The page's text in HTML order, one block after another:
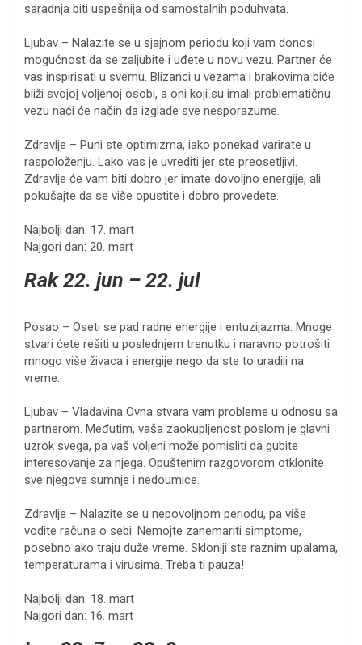
saradnja biti uspešnija od samostalnih poduhvata.
Ljubav – Nalazite se u sjajnom periodu koji vam donosi
mogućnost da se zaljubite i uđete u novu vezu. Partner će
vas inspirisati u svemu. Blizanci u vezama i brakovima biće
bliži svojoj voljenoj osobi, a oni koji su imali problematičnu
vezu naći će način da izglade sve nesporazume.
Zdravlje – Puni ste optimizma, iako ponekad varirate u
raspoloženju. Lako vas je uvrediti jer ste preosetljivi.
Zdravlje će vam biti dobro jer imate dovoljno energije, ali
pokušajte da se više opustite i dobro provedete.
Najbolji dan: 17. mart
Najgori dan: 20. mart
Rak 22. jun – 22. jul
Posao – Oseti se pad radne energije i entuzijazma. Mnoge
stvari ćete rešiti u poslednjem trenutku i naravno potrošiti
mnogo više živaca i energije nego da ste to uradili na
vreme.
Ljubav – Vladavina Ovna stvara vam probleme u odnosu sa
partnerom. Međutim, vaša zaokupljenost poslom je glavni
uzrok svega, pa vaš voljeni može pomisliti da gubite
interesovanje za njega. Opuštenim razgovorom otklonite
sve njegove sumnje i nedoumice.
Zdravlje – Nalazite se u nepovoljnom periodu, pa više
vodite računa o sebi. Nemojte zanemariti simptome,
posebno ako traju duže vreme. Skloniji ste raznim upalama,
temperaturama i virusima. Treba ti pauza!
Najbolji dan: 18. mart
Najgori dan: 16. mart